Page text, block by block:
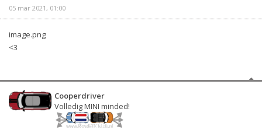
05 mar 2021, 01:00
image.png
<3
Cooperdriver
Volledig MINI minded!